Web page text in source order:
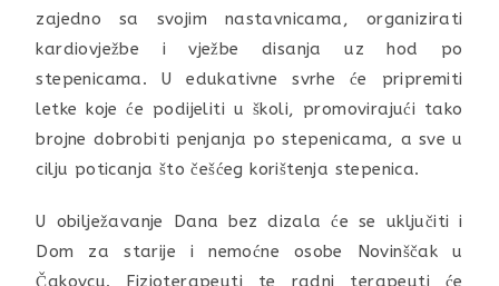
zajedno sa svojim nastavnicama, organizirati
kardiovježbe i vježbe disanja uz hod po
stepenicama. U edukativne svrhe će pripremiti
letke koje će podijeliti u školi, promovirajući tako
brojne dobrobiti penjanja po stepenicama, a sve u
cilju poticanja što češćeg korištenja stepenica.
U obilježavanje Dana bez dizala će se uključiti i
Dom za starije i nemoćne osobe Novinščak u
Čakovcu. Fizioterapeuti te radni terapeuti će